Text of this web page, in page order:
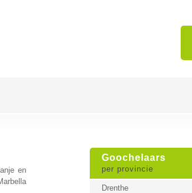
Goochelaars
per provincie
Drenthe
en